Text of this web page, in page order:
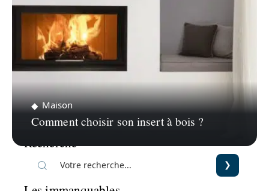
Maison
Comment choisir son insert à bois ?
Recherche